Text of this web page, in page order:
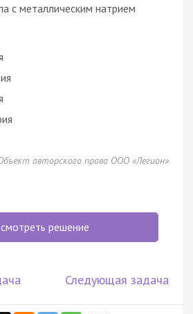
с металлическим натрием
авторского права ООО «Легион»
решение
Следующая задача